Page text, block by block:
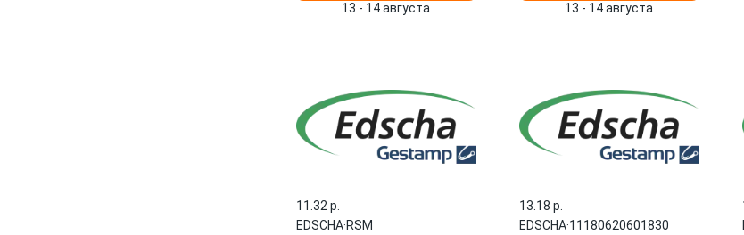
13 - 14 августа 13 - 14 августа
11.32 p.
EDSCHA·RSM
13.18 p.
EDSCHA·11180620601830